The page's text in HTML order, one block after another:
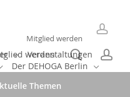
Mitglied werden
Veranstaltungen
Der DEHOGA Berlin
werden search
Themen